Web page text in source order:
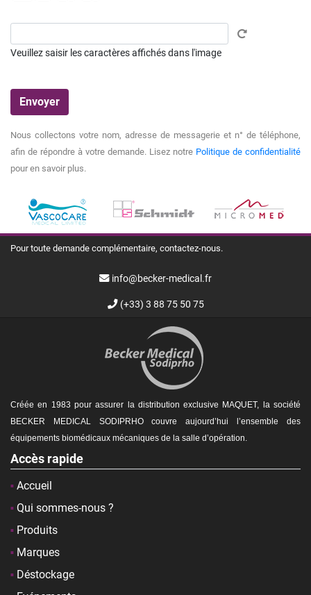
Veuillez saisir les caractères affichés dans l'image
Nous collectons votre nom, adresse de messagerie et n° de téléphone,
afin de répondre à votre demande. Lisez notre Politique de confidentialité
pour en savoir plus.
Pour toute demande complémentaire, contactez-nous.
info@becker-medical.fr
(+33) 3 88 75 50 75
Créée en 1983 pour assurer la distribution exclusive MAQUET, la société
BECKER MEDICAL SODIPRHO couvre aujourd’hui l’ensemble des
équipements biomédicaux mécaniques de la salle d’opération.
Accès rapide
Accueil
Qui sommes-nous ?
Produits
Marques
Déstockage